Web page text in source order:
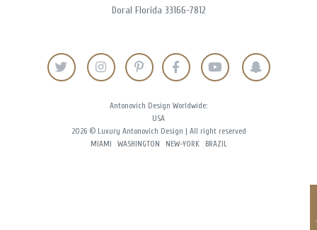
Doral Florida 33166-7812
Antonovich Design Worldwide:
USA
2026 © Luxury Antonovich Design | All right reserved
MIAMI
WASHINGTON NEW-YORK BRAZIL